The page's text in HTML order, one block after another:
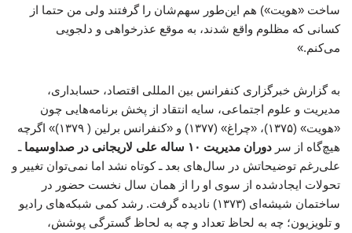
ساخت «هویت») هم این‌طور سهم‌شان را گرفتند ولی من حتما از
کسانی که مظلوم واقع شدند، به موقع عذرخواهی و دلجویی
می‌کنم.»
به گزارش خبرگزاری کنفرانس بین المللی اقتصاد، حسابداری،
مدیریت و علوم اجتماعی، سایه انتقاد از پخش برنامه‌هایی چون
«هویت» (۱۳۷۵)، «چراغ» (۱۳۷۷) و «کنفرانس برلین ( ۱۳۷۹)» اگرچه
هیچ‌گاه از سر دوران مدیریت ۱۰ ساله علی لاریجانی در صداوسیما
ـ
علی‌رغم توضیحاتش در سال‌های بعد ـ کوتاه نشد اما نمی‌توان تغییر و
تحولات ایجادشده از سوی او را از همان سال نخست حضور در
ساختمان شیشه‌ای (۱۳۷۳) نادیده گرفت. رشد کمی شبکه‌های رادیو
و تلویزیون؛ چه به لحاظ تعداد و چه به لحاظ گسترگی پوشش،